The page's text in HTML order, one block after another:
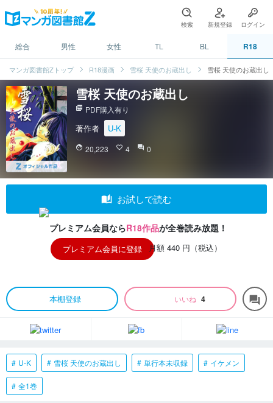
検索 新規登録 ログイン
総合 男性 女性 TL BL R18
マンガ図書館Zトップ R18漫画 雪桜 天使のお蔵出し 雪桜 天使のお蔵出し
雪桜 天使のお蔵出し
picture_as_pdf PDF購入有り
著作者 U-K
face 20,223 favorite_border 4 question_answer 0
auto_stories お試しで読む
プレミアム会員ならR18作品が全巻読み放題！
プレミアム会員に登録 月額 440 円（税込）
本棚登録 いいね 4 forum
U-K 雪桜 天使のお蔵出し 単行本未収録 イケメン
全1巻